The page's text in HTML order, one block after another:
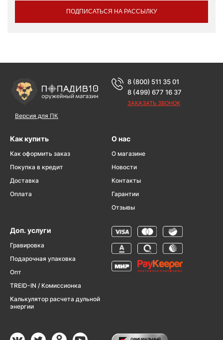
ПОДПИСАТЬСЯ НА РАССЫЛКУ
Версия для ПК
8 (800) 511 35 01
8 (499) 677 16 37
ЗАКАЗАТЬ ЗВОНОК
Как купить
Как оформить заказ
Покупка в кредит
Доставка
Оплата
О нас
О магазине
Новости
Контакты
Гарантии
Отзывы
Доп. услуги
Гравировка
Подарочная упаковка
Опт
TREID-IN / Комиссионка
Калькулятор расчета дульной
энергии